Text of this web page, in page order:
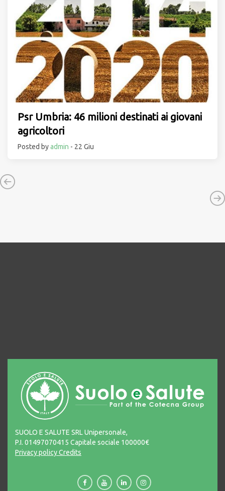
Psr Umbria: 46 milioni destinati ai giovani
agricoltori
Posted byadmin - 22 Giu
SUOLO E SALUTE SRL Unipersonale,
P.I. 01497070415 Capitale sociale 100000€
Privacy policyCredits